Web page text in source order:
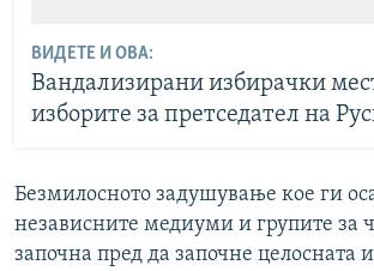
ВИДЕТЕ И ОВА:
Вандализирани избирачки
изборите за претседател на
Безмилосното задушување кое ги
независните медиуми и групите за
започна пред да започне целосната